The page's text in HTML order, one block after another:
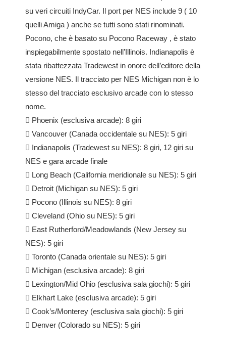
su veri circuiti IndyCar. Il port per NES include 9 ( 10
quelli Amiga ) anche se tutti sono stati rinominati.
Pocono, che è basato su Pocono Raceway , è stato
inspiegabilmente spostato nell’Illinois. Indianapolis è
stata ribattezzata Tradewest in onore dell’editore della
versione NES. Il tracciato per NES Michigan non è lo
stesso del tracciato esclusivo arcade con lo stesso
nome.
 Phoenix (esclusiva arcade): 8 giri
 Vancouver (Canada occidentale su NES): 5 giri
 Indianapolis (Tradewest su NES): 8 giri, 12 giri su
NES e gara arcade finale
 Long Beach (California meridionale su NES): 5 giri
 Detroit (Michigan su NES): 5 giri
 Pocono (Illinois su NES): 8 giri
 Cleveland (Ohio su NES): 5 giri
 East Rutherford/Meadowlands (New Jersey su
NES): 5 giri
 Toronto (Canada orientale su NES): 5 giri
 Michigan (esclusiva arcade): 8 giri
 Lexington/Mid Ohio (esclusiva sala giochi): 5 giri
 Elkhart Lake (esclusiva arcade): 5 giri
 Cook’s/Monterey (esclusiva sala giochi): 5 giri
 Denver (Colorado su NES): 5 giri